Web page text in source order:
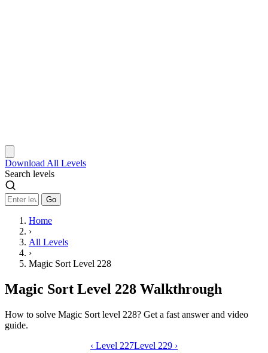
Download All Levels
Search levels
Go
Home
›
All Levels
›
Magic Sort Level 228
Magic Sort Level 228 Walkthrough
How to solve Magic Sort level 228? Get a fast answer and video
guide.
Magic Sort level 228 video guide
‹ Level 227Level 229 ›